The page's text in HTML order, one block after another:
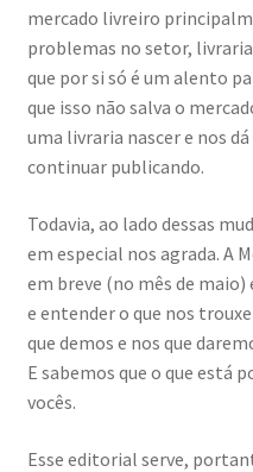
mercado livreiro
problemas no setor,
que por si só é um alento
que isso não salva o
uma livraria nascer e nos
continuar publicando.
Todavia, ao lado dessas
em especial nos agrada. A
em breve (no mês de
e entender o que nos
que demos e nos que
E sabemos que o que está
vocês.
Esse editorial serve,